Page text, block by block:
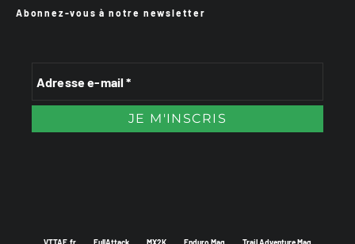
Abonnez-vous à notre newsletter